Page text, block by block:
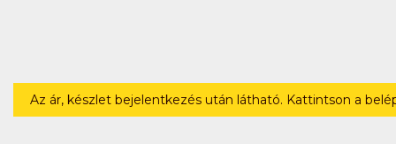
Az ár, készlet bejelentkezés után látható. Kattintson a